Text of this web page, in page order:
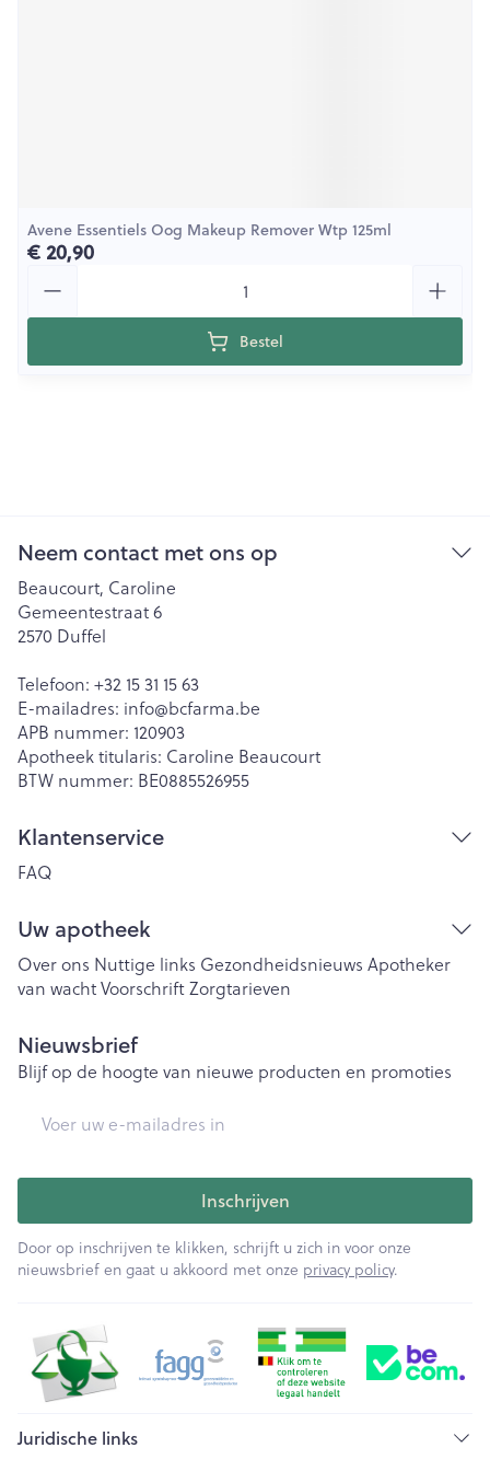
Avene Essentiels Oog Makeup Remover Wtp 125ml
€ 20,90
Bestel
Neem contact met ons op
Beaucourt, Caroline
Gemeentestraat 6
2570 Duffel
Telefoon: +32 15 31 15 63
E-mailadres: info@bcfarma.be
APB nummer: 120903
Apotheek titularis: Caroline Beaucourt
BTW nummer: BE0885526955
Klantenservice
FAQ
Uw apotheek
Over ons Nuttige links Gezondheidsnieuws Apotheker
van wachtVoorschriftZorgtarieven
Nieuwsbrief
Blijf op de hoogte van nieuwe producten en promoties
Inschrijven
Door op inschrijven te klikken, schrijft u zich in voor onze
nieuwsbrief en gaat u akkoord met onze privacy policy.
Juridische links